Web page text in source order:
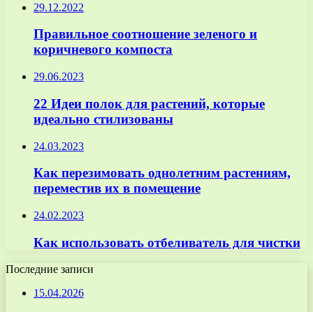
29.12.2022
Правильное соотношение зеленого и
коричневого компоста
29.06.2023
22 Идеи полок для растений, которые
идеально стилизованы
24.03.2023
Как перезимовать однолетним растениям,
переместив их в помещение
24.02.2023
Как использовать отбеливатель для чистки
Последние записи
15.04.2026